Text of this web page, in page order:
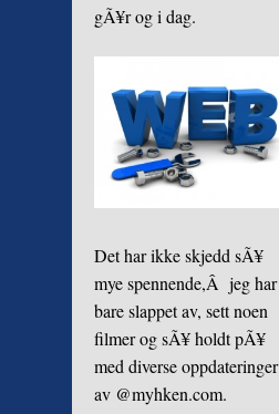
gÃ¥r og i dag.
Det har ikke skjedd sÃ¥
mye spennende,Â jeg har
bare slappet av, sett noen
filmer og sÃ¥ holdt pÃ¥
med diverse oppdateringer
av @myhken.com.